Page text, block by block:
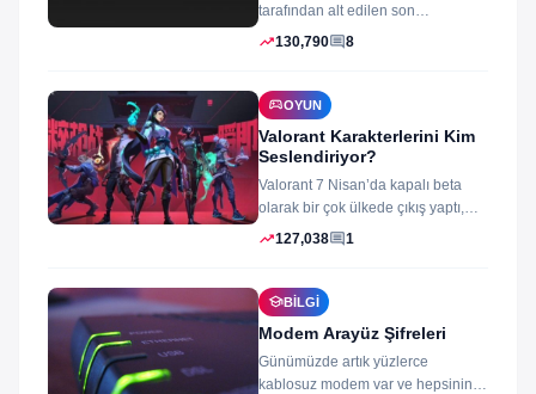
tarafından alt edilen son
dönemlerin yıkılmaz korsan
trending_up130,790comment8
sports_esportsOYUN
Valorant Karakterlerini Kim
Seslendiriyor?
Valorant 7 Nisan’da kapalı beta
olarak bir çok ülkede çıkış yaptı,
oyun izleyenler ve oynayanlar...
trending_up127,038comment1
schoolBILGI
Modem Arayüz Şifreleri
Günümüzde artık yüzlerce
kablosuz modem var ve hepsinin